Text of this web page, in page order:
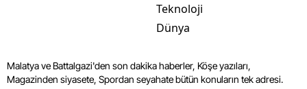
Teknoloji
Dünya
Malatya ve Battalgazi'den son dakika haberler, Köşe yazıları,
Magazinden siyasete, Spordan seyahate bütün konuların tek adresi.